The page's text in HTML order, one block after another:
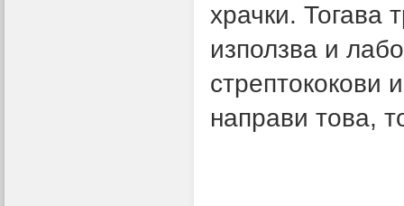
храчки. Тогава
използва и
стрептококови
направи това,